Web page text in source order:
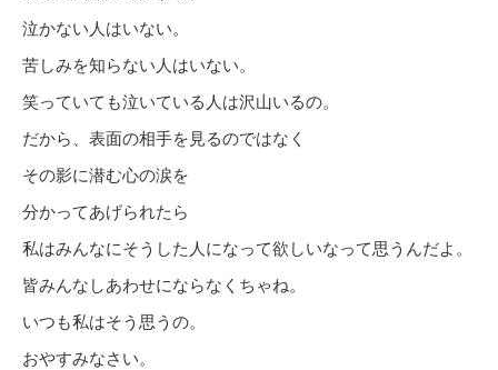
泣かない人はいない。
苦しみを知らない人はいない。
笑っていても泣いている人は沢山いるの。
だから、表面の相手を見るのではなく
その影に潜む心の涙を
分かってあげられたら
私はみんなにそうした人になって欲しいなって思うんだよ。
皆みんなしあわせにならなくちゃね。
いつも私はそう思うの。
おやすみなさい。